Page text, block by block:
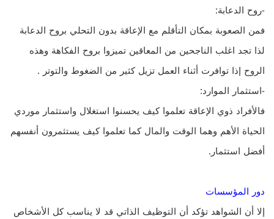
-روح الدعابة:
فمن الصعوبة بمكان التأقلم مع الإعاقة بدون التحلي بروح الدعابة
لذا تجد اغلب الناجحين من المعاقين تميزوا بروح الفكاهة وهذه
الروح إذا توافرت أثناء العمل تزيل كثير من الضغوط والتوتر .
-استثمار الموارد:
فالأفراد ذوي الإعاقة تعلموا كيف يحسنوا استغلال واستثمار موردي
الحياة الأهم وهما الوقت والمال كما تعلموا كيف يستثمرون أنفسهم
أفضل استثمار.
دور المؤسسات
إلا أن الشواهد تؤكد أن التوظيف الذاتي قد لا يناسب كل الأشخاص